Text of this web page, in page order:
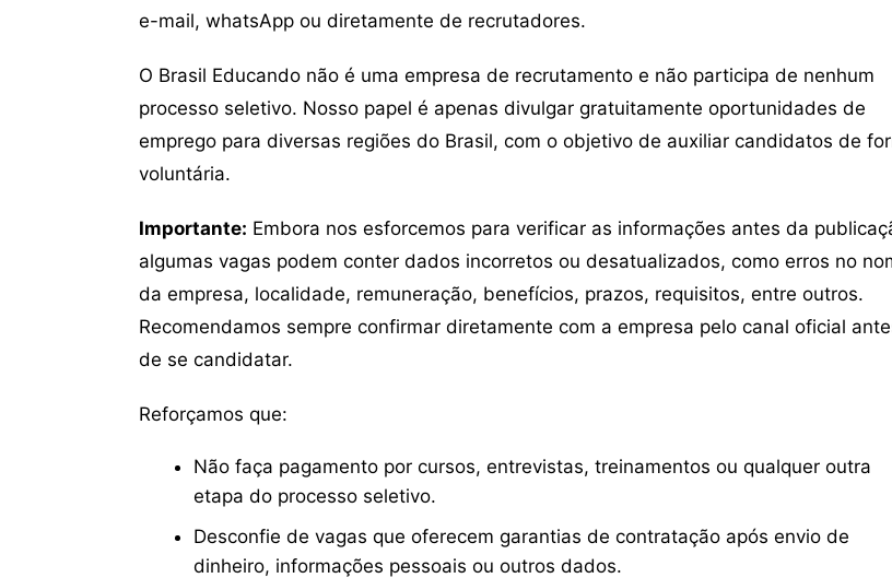
e-mail, whatsApp ou diretamente de recrutadores.
O Brasil Educando não é uma empresa de recrutamento e não participa de nenhum
processo seletivo. Nosso papel é apenas divulgar gratuitamente oportunidades de
emprego para diversas regiões do Brasil, com o objetivo de auxiliar candidatos de
voluntária.
Importante: Embora nos esforcemos para verificar as informações antes da
algumas vagas podem conter dados incorretos ou desatualizados, como erros no
da empresa, localidade, remuneração, benefícios, prazos, requisitos, entre outros.
Recomendamos sempre confirmar diretamente com a empresa pelo canal oficial
de se candidatar.
Reforçamos que:
Não faça pagamento por cursos, entrevistas, treinamentos ou qualquer outra
etapa do processo seletivo.
Desconfie de vagas que oferecem garantias de contratação após envio de
dinheiro, informações pessoais ou outros dados.